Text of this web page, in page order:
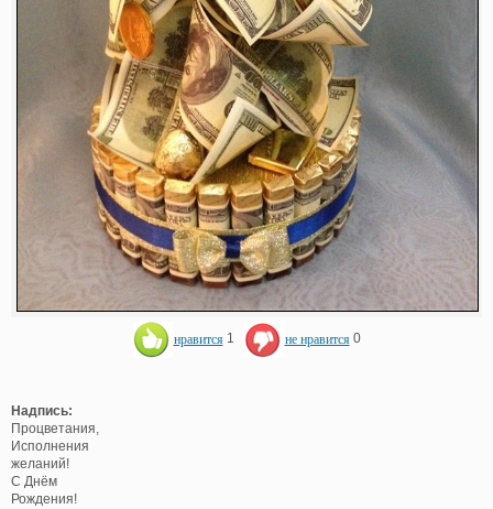
нравится 1 не нравится 0
Надпись:
Процветания,
Исполнения
желаний!
С Днём
Рождения!